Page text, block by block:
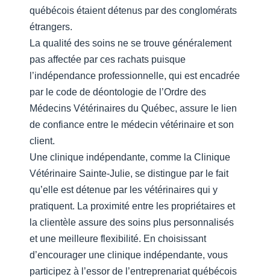
québécois étaient détenus par des conglomérats
étrangers.
La qualité des soins ne se trouve généralement
pas affectée par ces rachats puisque
l’indépendance professionnelle, qui est encadrée
par le code de déontologie de l’Ordre des
Médecins Vétérinaires du Québec, assure le lien
de confiance entre le médecin vétérinaire et son
client.
Une clinique indépendante, comme la Clinique
Vétérinaire Sainte-Julie, se distingue par le fait
qu’elle est détenue par les vétérinaires qui y
pratiquent. La proximité entre les propriétaires et
la clientèle assure des soins plus personnalisés
et une meilleure flexibilité. En choisissant
d’encourager une clinique indépendante, vous
participez à l’essor de l’entreprenariat québécois